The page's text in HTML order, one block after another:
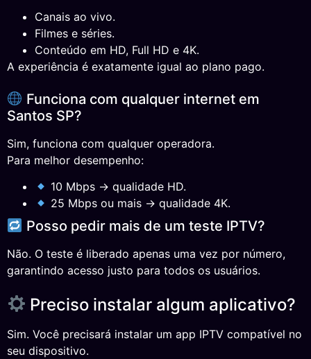
Canais ao vivo.
Filmes e séries.
Conteúdo em HD, Full HD e 4K.
A experiência é exatamente igual ao plano pago.
Funciona com qualquer internet em
Santos SP?
Sim, funciona com qualquer operadora.
Para melhor desempenho:
10 Mbps → qualidade HD.
25 Mbps ou mais → qualidade 4K.
Posso pedir mais de um teste IPTV?
Não. O teste é liberado apenas uma vez por número,
garantindo acesso justo para todos os usuários.
Preciso instalar algum aplicativo?
Sim. Você precisará instalar um app IPTV compatível no
seu dispositivo.